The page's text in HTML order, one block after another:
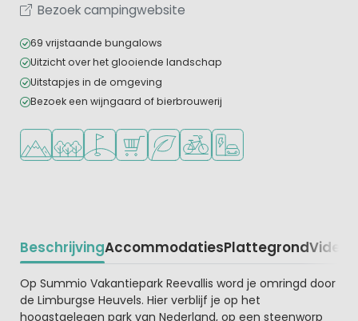
Bezoek campingwebsite
69 vrijstaande bungalows
Uitzicht over het glooiende landschap
Uitstapjes in de omgeving
Bezoek een wijngaard of bierbrouwerij
Ligt in de heuvels/bergen
Ligt in een bosrijke omgeving
Golfbaan in de buurt
Campingwinkel/Supermarkt
Groene ligging
FietsverhuurLaadpaal elektrische auto
BeschrijvingAccommodatiesPlattegrondVideo
Beschrijving
Op Summio Vakantiepark Reevallis word je omringd door
de Limburgse Heuvels. Hier verblijf je op het
hoogstgelegen park van Nederland, op een steenworp